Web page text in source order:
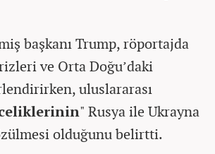
başkanı Trump, röportajda
ve Orta Doğu’daki
uluslararası
" Rusya ile Ukrayna
olduğunu belirtti.